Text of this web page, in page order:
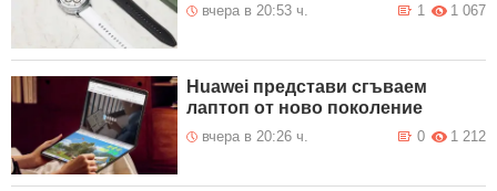
вчера в 20:53 ч. 1 067
1
Huawei представи сгъваем
лаптоп от ново поколение
вчера в 20:26 ч. 1 212
0